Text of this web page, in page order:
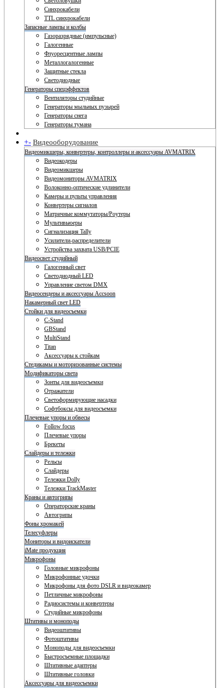
Синхрокабели
TTL синхрокабели
Запасные лампы и колбы
Газоразрядные (импульсные)
Галогенные
Флуоресцентные лампы
Металлогалогенные
Защитные стекла
Светодиодные
Генераторы спецэффектов
Вентиляторы студийные
Генераторы мыльных пузырей
Генераторы снега
Генераторы тумана
+- Видеооборудование
Видеомикшеры, конвертеры, контроллеры и аксессуары AVMATRIX
Видеокодеры
Видеомикшеры
Видеомониторы AVMATRIX
Волоконно-оптические удлинители
Камеры и пульты управления
Конвертеры сигналов
Матричные коммутаторы/Роутеры
Мультивьюеры
Сигнализация Tally
Усилители-распределители
Устройства захвата USB/PCIE
Видеосвет студийный
Галогенный свет
Светодиодный LED
Управление светом DMX
Видеосендеры и аксессуары Accsoon
Накамерный свет LED
Стойки для видеосъемки
C-Stand
GBStand
MultiStand
Titan
Аксессуары к стойкам
Стедикамы и моторизованные системы
Модификаторы света
Зонты для видеосъемки
Отражатели
Светоформирующие насадки
Софтбоксы для видеосъемки
Плечевые упоры и обвесы
Follow focus
Плечевые упоры
Брекеты
Слайдеры и тележки
Рельсы
Слайдеры
Тележки Dolly
Тележки TrackMaster
Краны и автогрипы
Операторские краны
Автогрипы
Фоны хромакей
Телесуфлеры
Мониторы и видоискатели
iMate продукция
Микрофоны
Головные микрофоны
Микрофонные удочки
Микрофоны для фото DSLR и видеокамер
Петличные микрофоны
Радиосистемы и конвертеры
Студийные микрофоны
Штативы и моноподы
Видеоштативы
Фотоштативы
Моноподы для видеосъемки
Быстросъемные площадки
Штативные адаптеры
Штативные головки
Аксессуары для видеосъемки